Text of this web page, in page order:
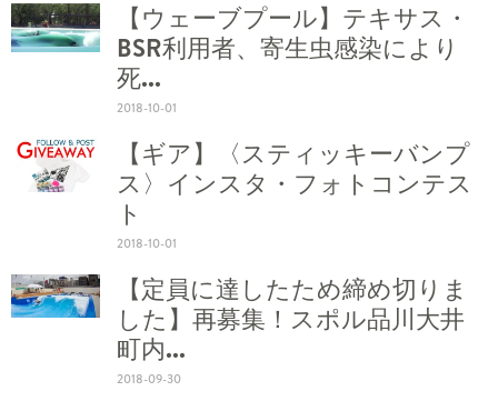
【ウェーブプール】テキサス・
BSR利用者、寄生虫感染により
死...
2018-10-01
【ギア】〈スティッキーバンプ
ス〉インスタ・フォトコンテス
ト
2018-10-01
【定員に達したため締め切りま
した】再募集！スポル品川大井
町内...
2018-09-30